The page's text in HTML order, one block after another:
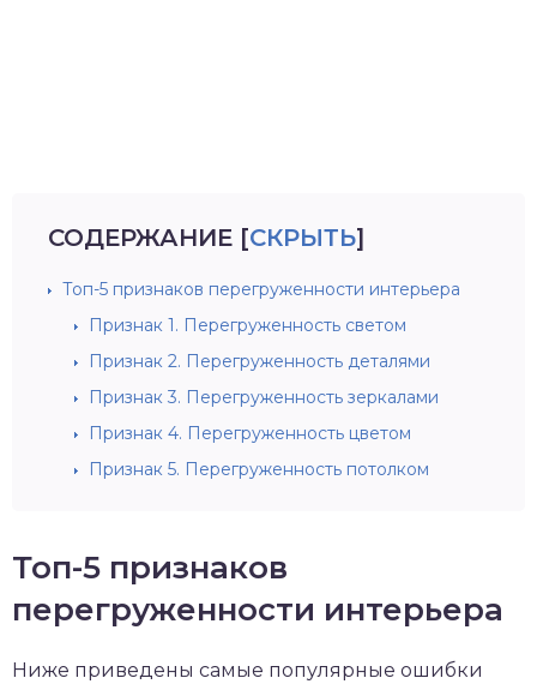
СОДЕРЖАНИЕ [СКРЫТЬ]
Топ-5 признаков перегруженности интерьера
Признак 1. Перегруженность светом
Признак 2. Перегруженность деталями
Признак 3. Перегруженность зеркалами
Признак 4. Перегруженность цветом
Признак 5. Перегруженность потолком
Топ-5 признаков
перегруженности интерьера
Ниже приведены самые популярные ошибки